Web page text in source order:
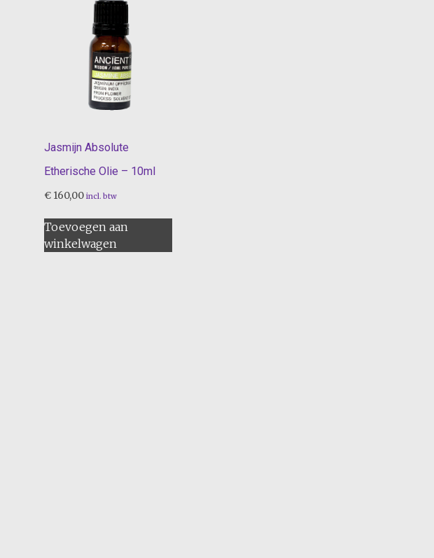
Jasmijn Absolute
Etherische Olie – 10ml
€ 160,00 incl. btw
Toevoegen aan
winkelwagen